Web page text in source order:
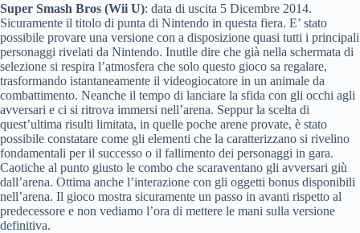
Super Smash Bros (Wii U): data di uscita 5 Dicembre 2014.
Sicuramente il titolo di punta di Nintendo in questa fiera. E’ stato
possibile provare una versione con a disposizione quasi tutti i principali
personaggi rivelati da Nintendo. Inutile dire che già nella schermata di
selezione si respira l’atmosfera che solo questo gioco sa regalare,
trasformando istantaneamente il videogiocatore in un animale da
combattimento. Neanche il tempo di lanciare la sfida con gli occhi agli
avversari e ci si ritrova immersi nell’arena. Seppur la scelta di
quest’ultima risulti limitata, in quelle poche arene provate, è stato
possibile constatare come gli elementi che la caratterizzano si rivelino
fondamentali per il successo o il fallimento dei personaggi in gara.
Caotiche al punto giusto le combo che scaraventano gli avversari giù
dall’arena. Ottima anche l’interazione con gli oggetti bonus disponibili
nell’arena. Il gioco mostra sicuramente un passo in avanti rispetto al
predecessore e non vediamo l’ora di mettere le mani sulla versione
definitiva.